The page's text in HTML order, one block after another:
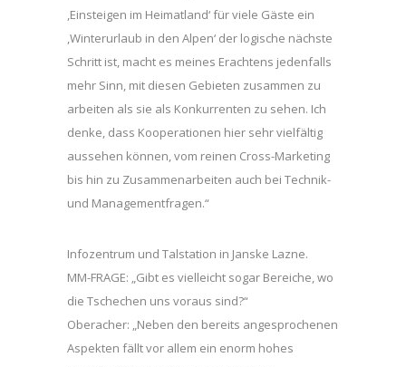
,Einsteigen im Heimatland‘ für viele Gäste ein
,Winterurlaub in den Alpen‘ der logische nächste
Schritt ist, macht es meines Erachtens jedenfalls
mehr Sinn, mit diesen Gebieten zusammen zu
arbeiten als sie als Konkurrenten zu sehen. Ich
denke, dass Kooperationen hier sehr vielfältig
aussehen können, vom reinen Cross-Marketing
bis hin zu Zusammenarbeiten auch bei Technik-
und Managementfragen.“
Infozentrum und Talstation in Janske Lazne.
MM-FRAGE: „Gibt es vielleicht sogar Bereiche, wo
die Tschechen uns voraus sind?“
Oberacher: „Neben den bereits angesprochenen
Aspekten fällt vor allem ein enorm hohes